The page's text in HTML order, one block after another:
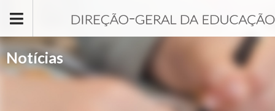
Notícias